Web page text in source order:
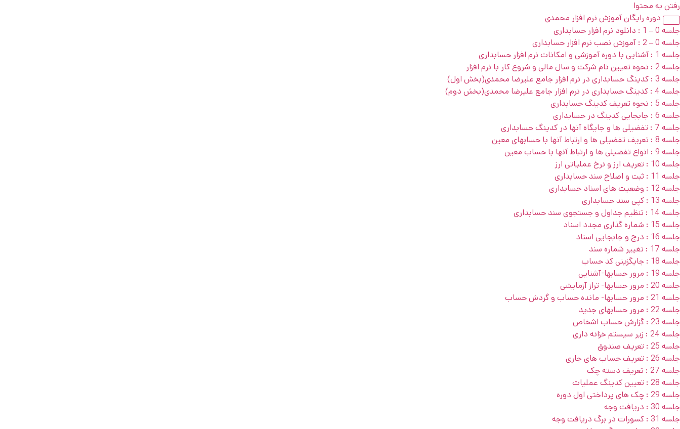
رفتن به محتوا
دوره رایگان آموزش نرم افزار محمدی
جلسه 0 – 1 : دانلود نرم افزار حسابداری
جلسه 0 – 2 : آموزش نصب نرم افزار حسابداری
جلسه 1 : آشنایی با دوره آموزشی و امکانات نرم افزار حسابداری
جلسه 2 : نحوه تعیین نام شرکت و سال مالی و شروع کار با نرم افزار
جلسه 3 : کدینگ حسابداری در نرم افزار جامع علیرضا محمدی(بخش اول)
جلسه 4 : کدینگ حسابداری در نرم افزار جامع علیرضا محمدی(بخش دوم)
جلسه 5 : نحوه تعریف کدینگ حسابداری
جلسه 6 : جابجایی کدینگ در حسابداری
جلسه 7 : تفضیلی ها و جایگاه آنها در کدینگ حسابداری
جلسه 8 : تعریف تفضیلی ها و ارتباط آنها با حسابهای معین
جلسه 9 : انواع تفضیلی ها و ارتباط آنها با حساب معین
جلسه 10 : تعریف ارز و نرخ عملیاتی ارز
جلسه 11 : ثبت و اصلاح سند حسابداری
جلسه 12 : وضعیت های اسناد حسابداری
جلسه 13 : کپی سند حسابداری
جلسه 14 : تنظیم جداول و جستجوی سند حسابداری
جلسه 15 : شماره گذاری مجدد اسناد
جلسه 16 : درج و جابجایی اسناد
جلسه 17 : تغییر شماره سند
جلسه 18 : جایگزینی کد حساب
جلسه 19 : مرور حسابها-آشنایی
جلسه 20 : مرور حسابها- تراز آزمایشی
جلسه 21 : مرور حسابها- مانده حساب و گردش حساب
جلسه 22 : مرور حسابهای جدید
جلسه 23 : گزارش حساب اشخاص
جلسه 24 : زیر سیستم خزانه داری
جلسه 25 : تعریف صندوق
جلسه 26 : تعریف حساب های جاری
جلسه 27 : تعریف دسته چک
جلسه 28 : تعیین کدینگ عملیات
جلسه 29 : چک های پرداختی اول دوره
جلسه 30 : دریافت وجه
جلسه 31 : کسورات در برگ دریافت وجه